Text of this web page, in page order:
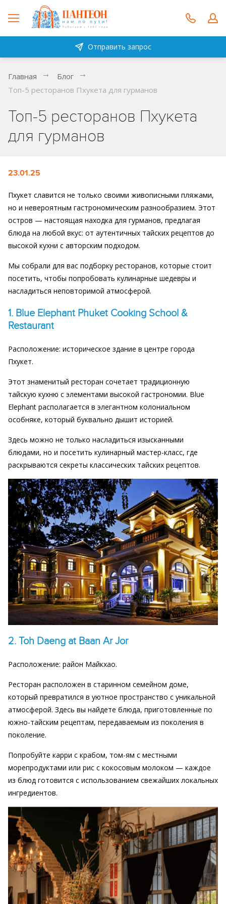
Отправить запрос
Главная
Блог
Топ-5 ресторанов Пхукета для гурманов
Топ-5 ресторанов Пхукета
для гурманов
23.01.25
Пхукет славится не только своими живописными пляжами,
но и невероятным гастрономическим разнообразием. Этот
остров — настоящая находка для гурманов, предлагая
блюда на любой вкус: от аутентичных тайских рецептов до
высокой кухни с авторским подходом.
Мы собрали для вас подборку ресторанов, которые стоит
посетить, чтобы попробовать кулинарные шедевры и
насладиться неповторимой атмосферой.
1. Blue Elephant Phuket Cooking School &
Restaurant
Расположение: историческое здание в центре города
Пхукет.
Этот знаменитый ресторан сочетает традиционную
тайскую кухню с элементами высокой гастрономии. Blue
Elephant располагается в элегантном колониальном
особняке, который буквально дышит историей.
Здесь можно не только насладиться изысканными
блюдами, но и посетить кулинарный мастер-класс, где
раскрываются секреты классических тайских рецептов.
2. Toh Daeng at Baan Ar Jor
Расположение: район Майкхао.
Ресторан расположен в старинном семейном доме,
который превратился в уютное пространство с уникальной
атмосферой. Здесь вы найдете блюда, приготовленные по
южно-тайским рецептам, передаваемым из поколения в
поколение.
Попробуйте карри с крабом, том-ям с местными
морепродуктами или рис с кокосовым молоком — каждое
из блюд готовится с использованием свежайших локальных
ингредиентов.